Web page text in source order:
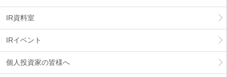
IR資料室
IRイベント
個人投資家の皆様へ